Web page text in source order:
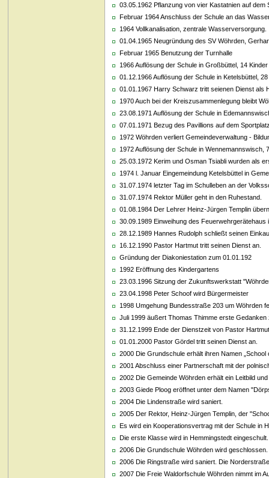
03.05.1962 Pflanzung von vier Kastatnien auf
Februar 1964 Anschluss der Schule an das
1964 Vollkanalisation, zentrale Wasserversorgung.
01.04.1965 Neugründung des SV Wöhrden,
Februar 1965 Benutzung der Turnhalle
1966 Auflösung der Schule in Großbüttel, 14
01.12.1966 Auflösung der Schule in Ketelsbüttel,
01.01.1967 Harry Schwarz tritt seienen Dienst als
1970 Auch bei der Kreiszusammenlegung bleibt
23.08.1971 Auflösung der Schule in
07.01.1971 Bezug des Pavillions auf dem
1972 Wöhrden verliert Gemeindeverwaltung -
1972 Auflösung der Schule in Wennemannswisch,
25.03.1972 Kerim und Osman Tsiabli wurden als
1974 l. Januar Eingemeindung Ketelsbüttel in
31.07.1974 letzter Tag im Schulleben an der
31.07.1974 Rektor Müller geht in den Ruhestand.
01.08.1984 Der Lehrer Heinz-Jürgen Templin
30.09.1989 Einweihung des Feuerwehrgerätehaus
28.12.1989 Hannes Rudolph schließt seinen
16.12.1990 Pastor Hartmut tritt seinen Dienst an.
Gründung der Diakoniestation zum 01.01.192
1992 Eröffnung des Kindergartens
23.03.1996 Sitzung der Zukunftswerkstatt
23.04.1998 Peter Schoof wird Bürgermeister
1998 Umgehung Bundesstraße 203 um Wöhrden
Juli 1999 äußert Thomas Thimme erste
31.12.1999 Ende der Dienstzeit von Pastor
01.01.2000 Pastor Gördel tritt seinen Dienst an.
2000 Die Grundschule erhält ihren Namen „School
2001 Abschluss einer Partnerschaft mit der
2002 Die Gemeinde Wöhrden erhält ein Leitbild
2003 Giede Ploog eröffnet unter dem Namen
2004 Die Lindenstraße wird saniert.
2005 Der Rektor, Heinz-Jürgen Templin, der
Es wird ein Kooperationsvertrag mit der Schule in
Die erste Klasse wird in Hemmingstedt eingeschult.
2006 Die Grundschule Wöhrden wird
2006 Die Ringstraße wird saniert. Die
2007 Die Freie Waldorfschule Wöhrden nimmt im